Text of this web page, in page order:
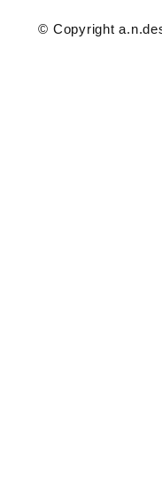
© Copyright